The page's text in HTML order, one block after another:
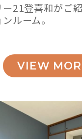
21登喜和がご
ルーム。
VIEW